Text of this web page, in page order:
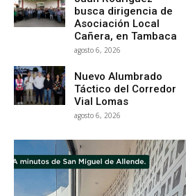
busca dirigencia de
Asociación Local
Cañera, en Tambaca
agosto 6, 2026
Nuevo Alumbrado
Táctico del Corredor
Vial Lomas
agosto 6, 2026